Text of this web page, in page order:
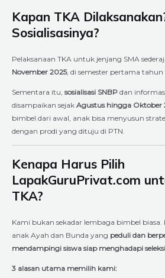
Kapan TKA
Sosialisasinya?
Pelaksanaan TKA untuk jenjang SMA
November 2025, di semester pertama tahun
Sementara itu, sosialisasi SNBP dan
disampaikan sejak Agustus hingga Oktober
bimbel dari awal, anak bisa menyusun
dengan prodi yang dituju di PTN.
Kenapa Harus Pilih
LapakGuruPrivat.com
TKA?
Kami bukan sekadar lembaga bimbel
anak Ayah dan Bunda yang peduli dan
mendampingi siswa siap menghadapi
3 alasan utama memilih kami: